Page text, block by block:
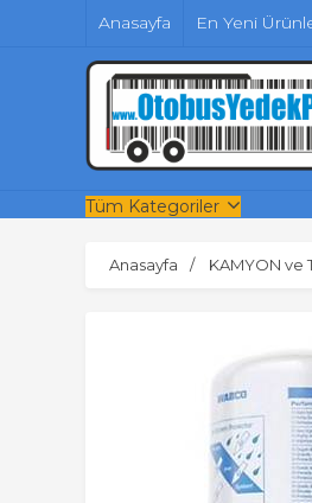
Anasayfa En Yeni
Tüm Kategoriler
Anasayfa KAMYON ve